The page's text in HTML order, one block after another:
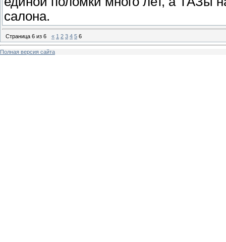
салона.
Страница 6 из 6 « 1 2 3 4 5 6
Полная версия сайта